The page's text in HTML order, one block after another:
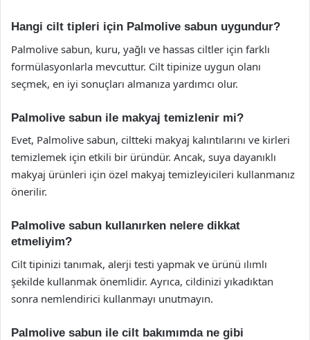
Hangi cilt tipleri için Palmolive sabun uygundur?
Palmolive sabun, kuru, yağlı ve hassas ciltler için farklı
formülasyonlarla mevcuttur. Cilt tipinize uygun olanı
seçmek, en iyi sonuçları almanıza yardımcı olur.
Palmolive sabun ile makyaj temizlenir mi?
Evet, Palmolive sabun, ciltteki makyaj kalıntılarını ve kirleri
temizlemek için etkili bir üründür. Ancak, suya dayanıklı
makyaj ürünleri için özel makyaj temizleyicileri kullanmanız
önerilir.
Palmolive sabun kullanırken nelere dikkat
etmeliyim?
Cilt tipinizi tanımak, alerji testi yapmak ve ürünü ılımlı
şekilde kullanmak önemlidir. Ayrıca, cildinizi yıkadıktan
sonra nemlendirici kullanmayı unutmayın.
Palmolive sabun ile cilt bakımımda ne gibi